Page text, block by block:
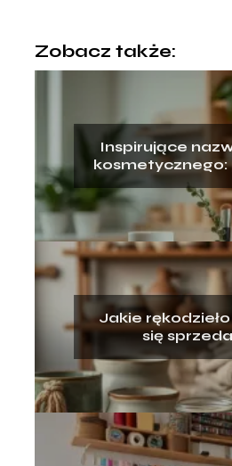
Zobacz także:
Inspirujące
kosmetycznego:
przykłady
Jakie
się